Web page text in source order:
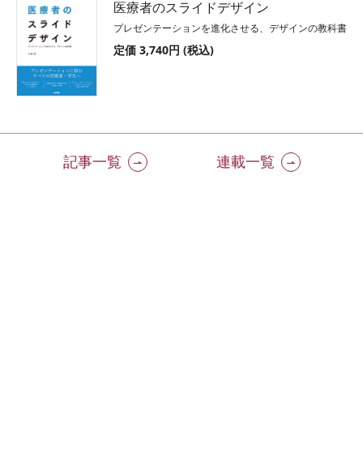
医療者のスライドデザイン
プレゼンテーションを進化させる、デザインの教科書
定価 3,740円 (税込)
記事一覧 連載一覧